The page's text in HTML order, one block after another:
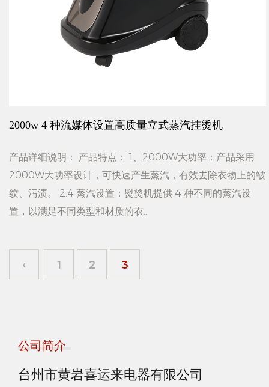
2000w 4 种流媒体设置高质量立式蒸汽挂烫机
产品详细说明： 产品特点： 1、2000W大功率：产品采用
2000W大功率设计，可快速产生蒸汽，有效去除衣物上的皱
纹、污渍。 2.4 蒸汽设置：熨烫机提供 4 种不同的蒸汽设
置，以满足不同类型和材质的衣...
‹ 1 2 3
公司简介
台州市黄岩喜运来电器有限公司